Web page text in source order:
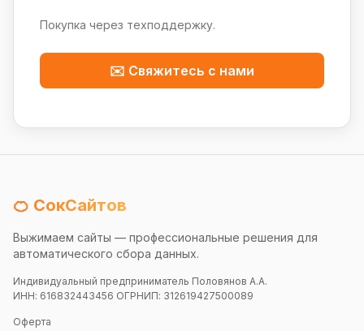
Покупка через техподдержку.
✉️ Свяжитесь с нами
🍊 СокСайтов
Выжимаем сайты — профессиональные решения для
автоматического сбора данных.
Индивидуальный предприниматель Половянов А.А.
ИНН: 616832443456 ОГРНИП: 312619427500089
Оферта